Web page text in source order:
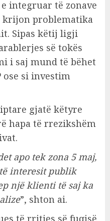
integruar të zonave
krijon problematika
Sipas këtij ligji
së tokës
i saj mund të bëhet
ose si investim
gjatë këtyre
hapa të rrezikshëm
apo tek zona 5 maj,
interesit publik
një klienti të saj ka
”, shton ai.